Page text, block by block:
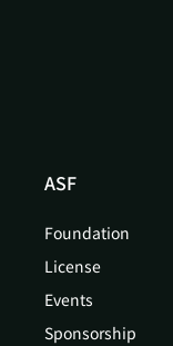
ASF
Foundation
License
Events
Sponsorship